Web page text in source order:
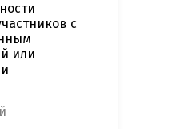
с
или